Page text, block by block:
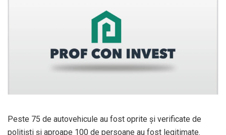
Peste 75 de autovehicule au fost oprite și verificate de
polițiști și aproape 100 de persoane au fost legitimate.